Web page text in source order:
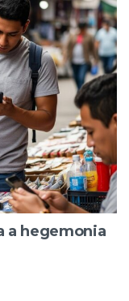
a hegemonia